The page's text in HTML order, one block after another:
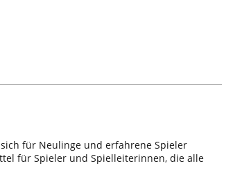
für Neulinge und erfahrene Spieler
für Spieler und Spielleiterinnen, die alle